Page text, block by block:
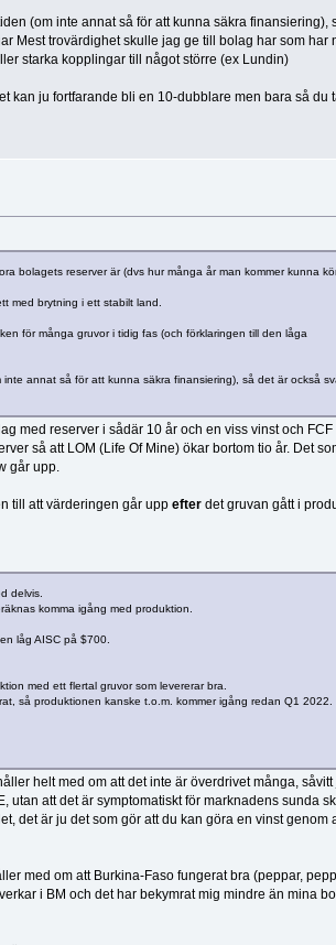
(om inte annat så för att kunna säkra finansiering),
Mest trovärdighet skulle jag ge till bolag har som har
starka kopplingar till något större (ex Lundin)
kan ju fortfarande bli en 10-dubblare men bara så du
bolagets reserver är (dvs hur många år man kommer kunna
med brytning i ett stabilt land.
för många gruvor i tidig fas (och förklaringen till den låga
annat så för att kunna säkra finansiering), så det är också
med reserver i sådär 10 år och en viss vinst och FCF
så att LOM (Life Of Mine) ökar bortom tio år. Det
går upp.
till att värderingen går upp efterdet gruvan gått i
delvis.
komma igång med produktion.
låg AISC på $700.
med ett flertal gruvor som levererar bra.
så produktionen kanske t.o.m. kommer igång redan Q1 2022.
helt med om att det inte är överdrivet många, såvitt
utan att det är symptomatiskt för marknadens sunda
det är ju det som gör att du kan göra en vinst genom
med om att Burkina-Faso fungerat bra (peppar,
i BM och det har bekymrat mig mindre än mina